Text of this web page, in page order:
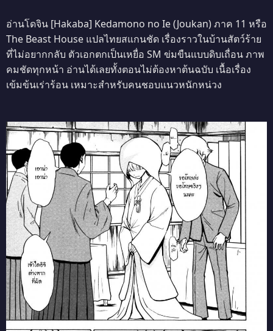
อ่านโดจิน [Hakaba] Kedamono no Ie (Joukan) ภาค 11 หรือ
The Beast House แปลไทยสแกนชัด เรื่องราวในบ้านสัตว์ร้าย
ที่ไม่อยากกลับ ตัวเอกตกเป็นเหยื่อ SM ข่มขืนแบบดิบเถื่อน ภาพ
คมชัดทุกหน้า อ่านได้เลยทั้งตอนไม่ต้องหาต้นฉบับ เนื้อเรื่อง
เข้มข้นเร่าร้อน เหมาะสำหรับคนชอบแนวหนักหน่วง